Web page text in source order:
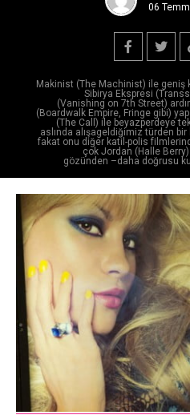
Makinist (The Machinist) ile geniş
Sibirya Ekspresi
(Vanishing on 7th Street)
(Boardwalk Empire, Fringe gibi)
(The Call) ile beyazperdeye
aslında alışageldiğimiz türden
fakat onu diğer katil-polis
çok Jordan (Halle
gözünden –daha doğrusu
06